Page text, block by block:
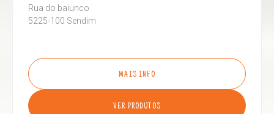
Rua do baiunco
5225-100 Sendim
MAIS INFO
VER PRODUTOS